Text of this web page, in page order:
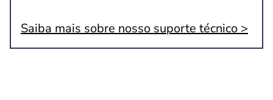
Saiba mais sobre nosso suporte técnico >